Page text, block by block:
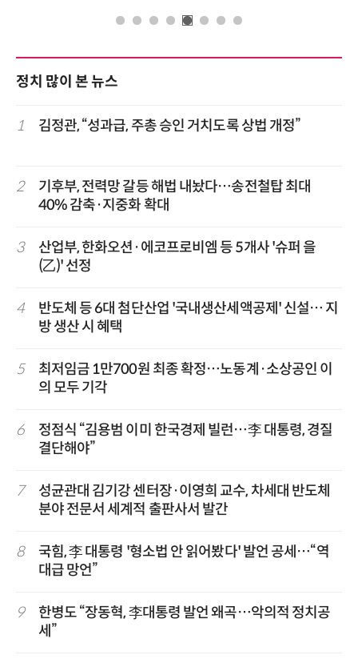
정치 많이 본 뉴스
1 김정관, “성과급, 주총 승인 거치도록 상법 개정”
2
기후부, 전력망 갈등 해법 내놨다…송전철탑 최대
40% 감축·지중화 확대
3
산업부, 한화오션·에코프로비엠 등 5개사 '슈퍼 을
(乙)' 선정
4
반도체 등 6대 첨단산업 '국내생산세액공제' 신설… 지
방 생산 시 혜택
5
최저임금 1만700원 최종 확정…노동계·소상공인 이
의 모두 기각
6
정점식 “김용범 이미 한국경제 빌런…李 대통령, 경질
결단해야”
7
성균관대 김기강 센터장·이영희 교수, 차세대 반도체
분야 전문서 세계적 출판사서 발간
8
국힘, 李 대통령 '형소법 안 읽어봤다' 발언 공세…“역
대급 망언”
9
한병도 “장동혁, 李대통령 발언 왜곡…악의적 정치공
세”